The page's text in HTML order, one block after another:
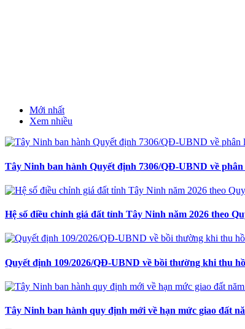
Mới nhất
Xem nhiều
Tây Ninh ban hành Quyết định 7306/QĐ-UBND về
Hệ số điều chỉnh giá đất tỉnh Tây Ninh năm 2026 theo
Quyết định 109/2026/QĐ-UBND về bồi thường khi thu
Tây Ninh ban hành quy định mới về hạn mức giao đất